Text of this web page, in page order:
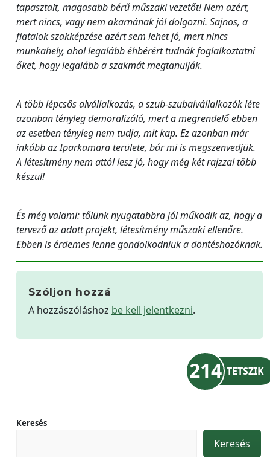
tapasztalt, magasabb bérű műszaki vezetőt! Nem azért,
mert nincs, vagy nem akarnának jól dolgozni. Sajnos, a
fiatalok szakképzése azért sem lehet jó, mert nincs
munkahely, ahol legalább éhbérért tudnák foglalkoztatni
őket, hogy legalább a szakmát megtanulják.
A több lépcsős alvállalkozás, a szub-szubalvállalkozók léte
azonban tényleg demoralizáló, mert a megrendelő ebben
az esetben tényleg nem tudja, mit kap. Ez azonban már
inkább az Iparkamara területe, bár mi is megszenvedjük.
A létesítmény nem attól lesz jó, hogy még két rajzzal több
készül!
És még valami: tőlünk nyugatabbra jól működik az, hogy a
tervező az adott projekt, létesítmény műszaki ellenőre.
Ebben is érdemes lenne gondolkodniuk a döntéshozóknak.
Szóljon hozzá
A hozzászóláshoz be kell jelentkezni.
214 TETSZIK
Keresés
Keresés